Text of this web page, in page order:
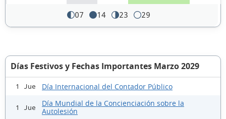
07 14 23 29
Días Festivos y Fechas Importantes Marzo 2029
1 Jue Día Internacional del Contador Público
1 Jue
Día Mundial de la Concienciación sobre la
Autolesión